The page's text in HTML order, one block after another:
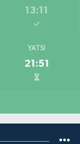
13:11
YATSI
21:51